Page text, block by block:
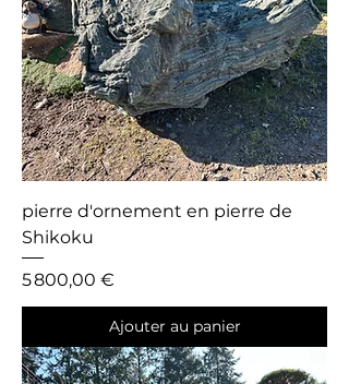
pierre d'ornement en pierre de
Shikoku
Prix
5 800,00 €
Ajouter au panier